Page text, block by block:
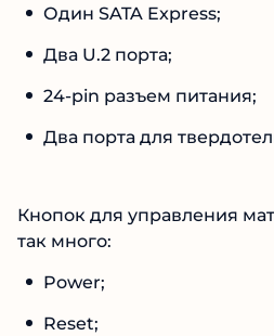
Один SATA Express;
Два U.2 порта;
24-pin разъем питания;
Два порта для
Кнопок для управления
так много:
Power;
Reset;